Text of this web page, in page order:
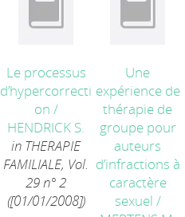
Le processus
d’hypercorrecti
on /
HENDRICK S.
in THERAPIE
FAMILIALE, Vol.
29 n° 2
([01/01/2008])
Une
expérience de
thérapie de
groupe pour
auteurs
d’infractions à
caractère
sexuel /